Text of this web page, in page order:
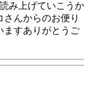
み上げていこうか
んからのお便り
ますありがとうご